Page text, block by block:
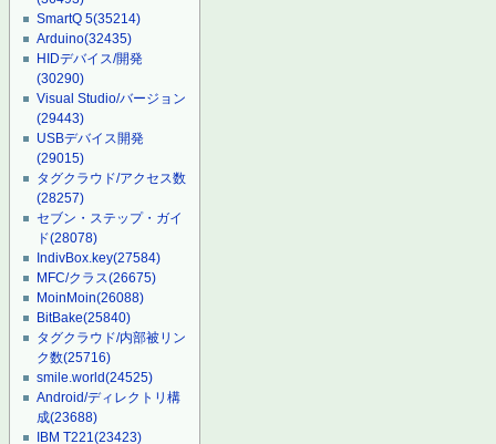
SmartQ 5(35214)
Arduino(32435)
HIDデバイス/開発
(30290)
Visual Studio/バージョン
(29443)
USBデバイス開発
(29015)
タグクラウド/アクセス数
(28257)
セブン・ステップ・ガイ
ド(28078)
IndivBox.key(27584)
MFC/クラス(26675)
MoinMoin(26088)
BitBake(25840)
タグクラウド/内部被リン
ク数(25716)
smile.world(24525)
Android/ディレクトリ構
成(23688)
IBM T221(23423)